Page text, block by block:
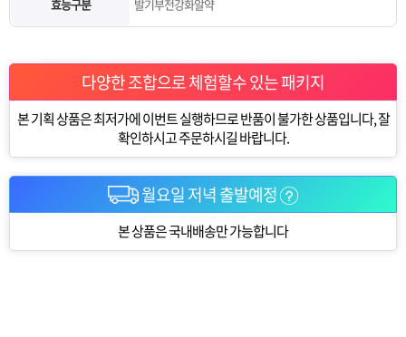
효능구분 발기부전강화알약
다양한 조합으로 체험할수 있는 패키지
본 기획 상품은 최저가에 이번트 실행하므로 반품이 불가한 상품입니다, 잘
확인하시고 주문하시길 바랍니다.
월요일 저녁 출발예정
본 상품은 국내배송만 가능합니다